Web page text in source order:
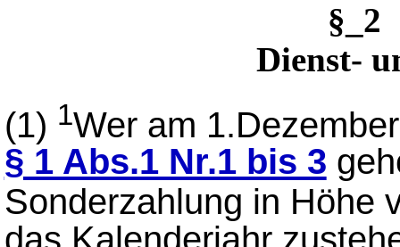
Dienst-
(1) 1Wer am
§ 1 Abs.1 Nr.1 bis 3
Sonderzahlung in Höhe
das Kalenderjahr